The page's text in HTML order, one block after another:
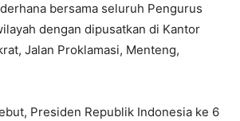
bersama seluruh Pengurus
dengan dipusatkan di Kantor
Jalan Proklamasi, Menteng,
Presiden Republik Indonesia ke 6